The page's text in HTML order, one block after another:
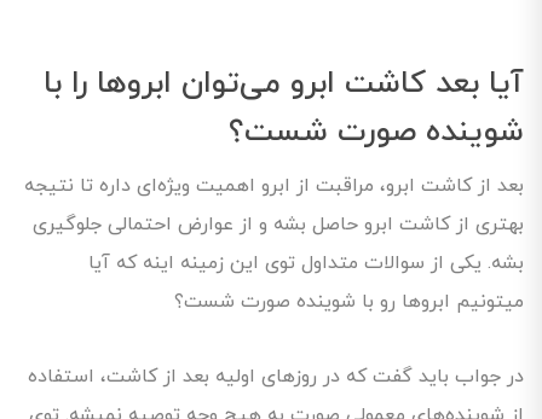
آیا بعد کاشت ابرو می‌توان ابروها را با
شوینده صورت شست؟
بعد از کاشت ابرو، مراقبت از ابرو اهمیت ویژه‌ای داره تا نتیجه
بهتری از کاشت ابرو حاصل بشه و از عوارض احتمالی جلوگیری
بشه. یکی از سوالات متداول توی این زمینه اینه که آیا
میتونیم ابروها رو با شوینده صورت شست؟
در جواب باید گفت که در روزهای اولیه بعد از کاشت، استفاده